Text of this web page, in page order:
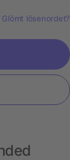
Glömt lösenordet?